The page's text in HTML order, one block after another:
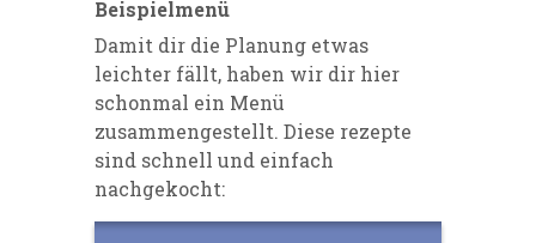
Beispielmenü
Damit dir die Planung etwas
leichter fällt, haben wir dir hier
schonmal ein Menü
zusammengestellt. Diese rezepte
sind schnell und einfach
nachgekocht: